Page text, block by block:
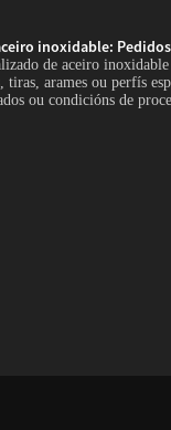
inoxidable:
de aceiro
tiras, arames ou perfís
ou condicións de